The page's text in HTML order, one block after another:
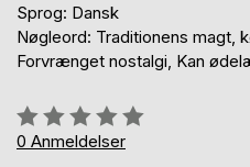
Sprog: Dansk
Nøgleord: Traditionens magt,
Forvrænget nostalgi, Kan
Anmeldelse::
0%
0 Anmeldelser